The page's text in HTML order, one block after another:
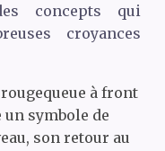
concepts qui
croyances
à front
symbole de
son retour au